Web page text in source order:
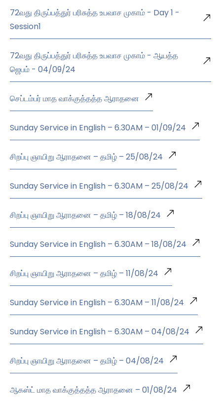
72வது திருப்பத்துர் பரிசுத்த உபவாச முகாம் - Day 1 -
Session1
72வது திருப்பத்துர் பரிசுத்த உபவாச முகாம் - ஆயத்த
ஜெபம் - 04/09/24
செப்டம்பர் மாத வாக்குத்தத்த ஆராதனை
Sunday Service in English – 6.30AM – 01/09/24
சிறப்பு ஞாயிறு ஆராதனை – தமிழ் – 25/08/24
Sunday Service in English – 6.30AM – 25/08/24
சிறப்பு ஞாயிறு ஆராதனை – தமிழ் – 18/08/24
Sunday Service in English – 6.30AM – 18/08/24
சிறப்பு ஞாயிறு ஆராதனை – தமிழ் – 11/08/24
Sunday Service in English – 6.30AM – 11/08/24
Sunday Service in English – 6.30AM – 04/08/24
சிறப்பு ஞாயிறு ஆராதனை – தமிழ் – 04/08/24
ஆகஸ்ட் மாத வாக்குத்தத்த ஆராதனை – 01/08/24